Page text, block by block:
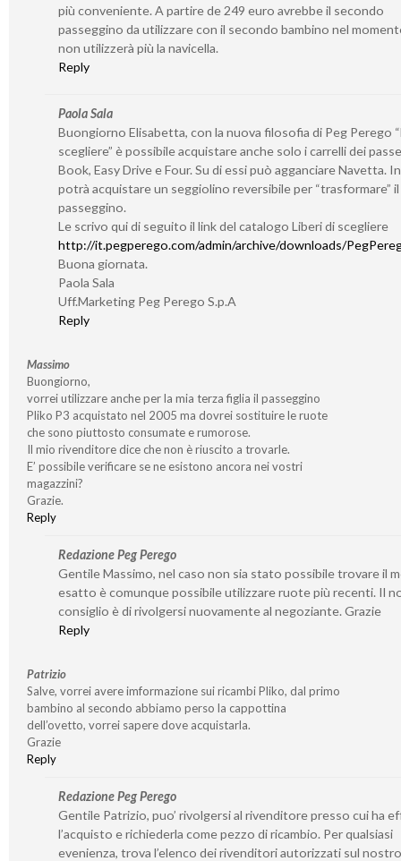
più conveniente. A partire de 249 euro avrebbe il secondo
passeggino da utilizzare con il secondo bambino nel
non utilizzerà più la navicella.
Reply
Paola Sala
Buongiorno Elisabetta, con la nuova filosofia di Peg Perego
scegliere” è possibile acquistare anche solo i carrelli dei
Book, Easy Drive e Four. Su di essi può agganciare Navetta.
potrà acquistare un seggiolino reversibile per “trasformare”
passeggino.
Le scrivo qui di seguito il link del catalogo Liberi di scegliere
http://it.pegperego.com/admin/archive/downloads/
Buona giornata.
Paola Sala
Uff.Marketing Peg Perego S.p.A
Reply
Massimo
Buongiorno,
vorrei utilizzare anche per la mia terza figlia il passeggino
Pliko P3 acquistato nel 2005 ma dovrei sostituire le ruote
che sono piuttosto consumate e rumorose.
Il mio rivenditore dice che non è riuscito a trovarle.
E’ possibile verificare se ne esistono ancora nei vostri
magazzini?
Grazie.
Reply
Redazione Peg Perego
Gentile Massimo, nel caso non sia stato possibile trovare il
esatto è comunque possibile utilizzare ruote più recenti. Il
consiglio è di rivolgersi nuovamente al negoziante. Grazie
Reply
Patrizio
Salve, vorrei avere imformazione sui ricambi Pliko, dal primo
bambino al secondo abbiamo perso la cappottina
dell’ovetto, vorrei sapere dove acquistarla.
Grazie
Reply
Redazione Peg Perego
Gentile Patrizio, puo’ rivolgersi al rivenditore presso cui ha
l’acquisto e richiederla come pezzo di ricambio. Per qualsiasi
evenienza, trova l’elenco dei rivenditori autorizzati sul